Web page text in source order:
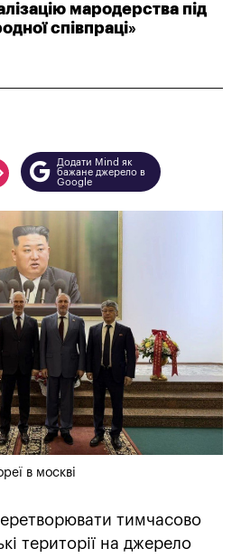
мародерства під
співпраці»
Додати Mind як
бажане джерело в
Google
в москві
тимчасово
території на джерело